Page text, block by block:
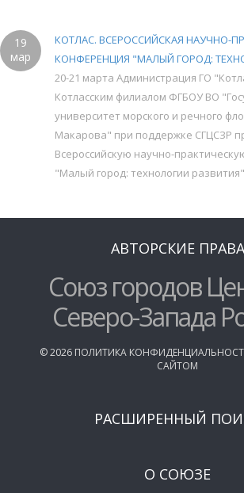
19
мар
КОТЛАС. ВСЕРОССИЙСКАЯ НАУЧНО-
КОНФЕРЕНЦИЯ "МАЛЫЙ ГОРОД:
20-21 марта Администрация ГО
Котласским филиалом ФГБОУ ВО
университет морского и речного
Макарова" при поддержке СГЦСЗР
Всероссийскую научно-
"Малый город: технологии
АВТОРСКИЕ ПРАВА
Союз городов
Северо-Запада
©2026 ПОЛИТИКА
САЙТОМ
РАСШИРЕННЫЙ
О СОЮЗЕ